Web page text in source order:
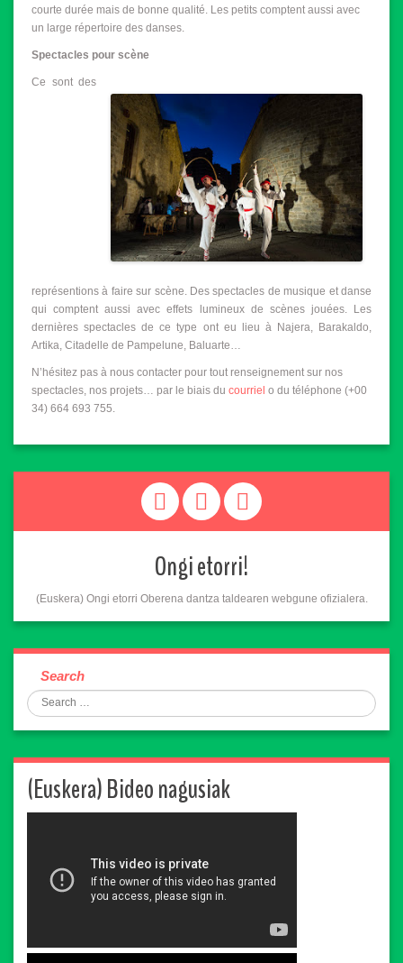
courte durée mais de bonne qualité. Les petits comptent aussi avec
un large répertoire des danses.
Spectacles pour scène
Ce sont des
représentions à faire sur scène. Des spectacles de musique et danse
qui comptent aussi avec effets lumineux de scènes jouées. Les
dernières spectacles de ce type ont eu lieu à Najera, Barakaldo,
Artika, Citadelle de Pampelune, Baluarte…
N’hésitez pas à nous contacter pour tout renseignement sur nos
spectacles, nos projets… par le biais du courriel o du téléphone (+00
34) 664 693 755.
Ongi etorri!
(Euskera) Ongi etorri Oberena dantza taldearen webgune ofizialera.
Search
(Euskera) Bideo nagusiak